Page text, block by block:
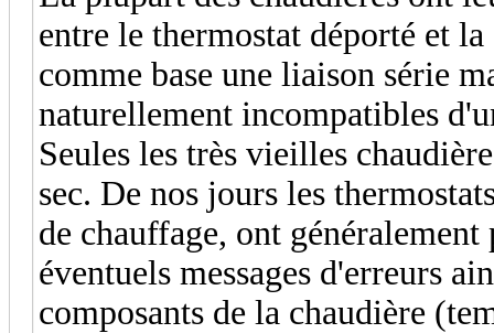
entre le thermostat déporté et
comme base une liaison série
naturellement incompatibles
Seules les très vieilles
sec. De nos jours les
de chauffage, ont
éventuels messages d'erreurs
composants de la chaudière